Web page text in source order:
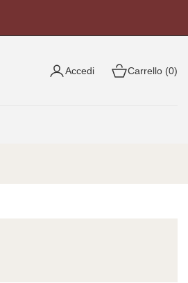
Accedi Carrello (0)